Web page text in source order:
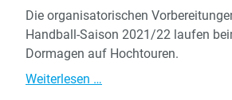
Die organisatorischen
Handball-Saison 2021/22 laufen
Dormagen auf Hochtouren.
Weiterlesen …